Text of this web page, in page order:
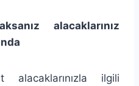
alacaklarınız
alacaklarınızla ilgili